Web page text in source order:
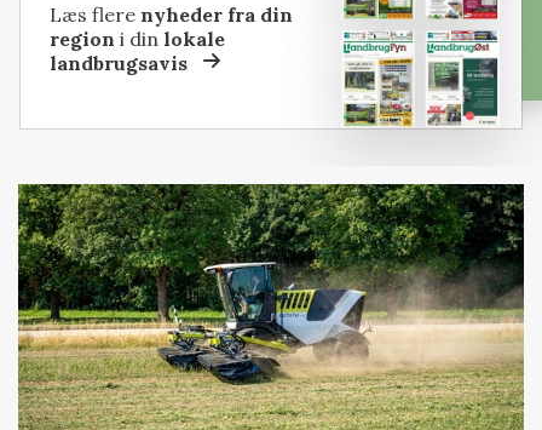
Læs flere nyheder fra din
region i dinlokale
landbrugsavis